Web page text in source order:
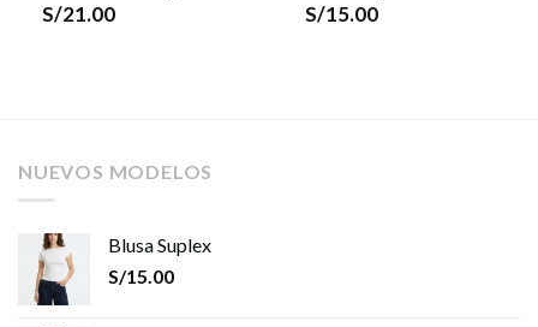
S/21.00
S/15.00
NUEVOS MODELOS
Blusa Suplex
S/15.00